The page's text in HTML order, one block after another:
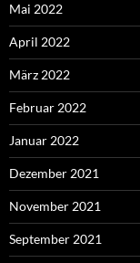
Mai 2022
April 2022
März 2022
Februar 2022
Januar 2022
Dezember 2021
November 2021
September 2021